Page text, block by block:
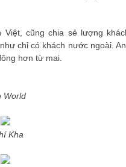
cũng chia sẻ lượng
chỉ có khách nước ngoài.
hơn từ mai.
World
Kha